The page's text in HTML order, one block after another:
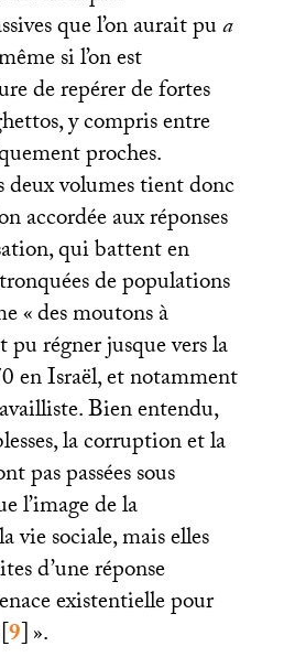
que l’on aurait pua
si l’on est
de repérer de fortes
y compris entre
proches.
deux volumes tient donc
accordée aux réponses
qui battent en
de populations
«des moutons à
pu régner jusque vers la
en Israël, et notamment
Bien entendu,
la corruption et la
pas passées sous
l’image de la
vie sociale, mais elles
d’une réponse
existentielle pour
9]».